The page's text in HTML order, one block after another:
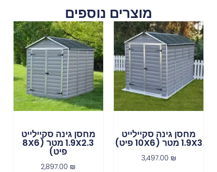
מוצרים נוספים
מחסן גינה סקיילייט
1.9X3 מטר (10X6 פיט)
3,497.00 ₪
מחסן גינה סקיילייט
1.9X2.3 מטר (8X6
פיט)
2,897.00 ₪